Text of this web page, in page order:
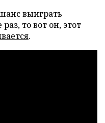
выиграть
то вот он, этот
.